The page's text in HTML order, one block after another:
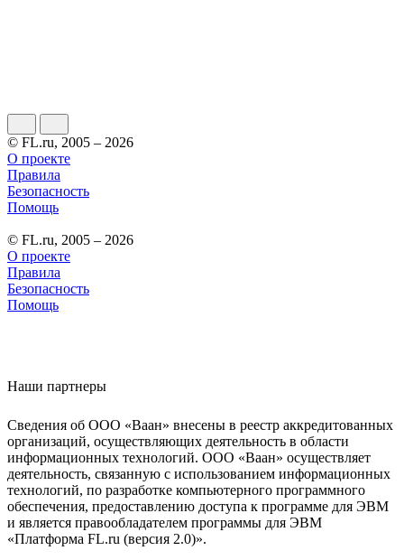
© FL.ru, 2005 – 2026
О проекте
Правила
Безопасность
Помощь
© FL.ru, 2005 – 2026
О проекте
Правила
Безопасность
Помощь
Наши партнеры
Сведения об ООО «Ваан» внесены в реестр аккредитованных
организаций, осуществляющих деятельность в области
информационных технологий. ООО «Ваан» осуществляет
деятельность, связанную с использованием информационных
технологий, по разработке компьютерного программного
обеспечения, предоставлению доступа к программе для ЭВМ
и является правообладателем программы для ЭВМ
«Платформа FL.ru (версия 2.0)».